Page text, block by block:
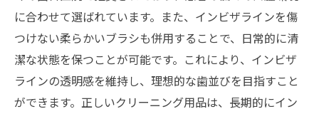
方
歯科医が推奨するクリーニング頻度
クリーニング習慣を改善する歯科医のアド
バイス
に合わせて選ばれています。また、インビザラインを傷
つけない柔らかいブラシも併用することで、日常的に清
潔な状態を保つことが可能です。これにより、インビザ
ラインの透明感を維持し、理想的な歯並びを目指すこと
ができます。正しいクリーニング用品は、長期的にイン